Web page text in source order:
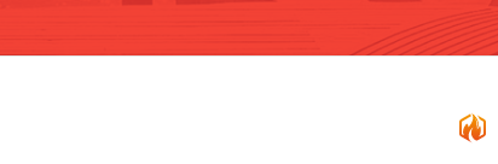
fontosságát.Azonban bármilyen okból
kell, méghozzá profi módon.